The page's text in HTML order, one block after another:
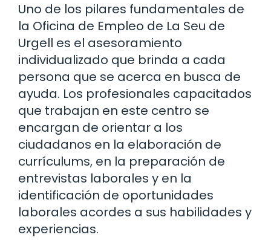
Uno de los pilares fundamentales de
la Oficina de Empleo de La Seu de
Urgell es el asesoramiento
individualizado que brinda a cada
persona que se acerca en busca de
ayuda. Los profesionales capacitados
que trabajan en este centro se
encargan de orientar a los
ciudadanos en la elaboración de
currículums, en la preparación de
entrevistas laborales y en la
identificación de oportunidades
laborales acordes a sus habilidades y
experiencias.